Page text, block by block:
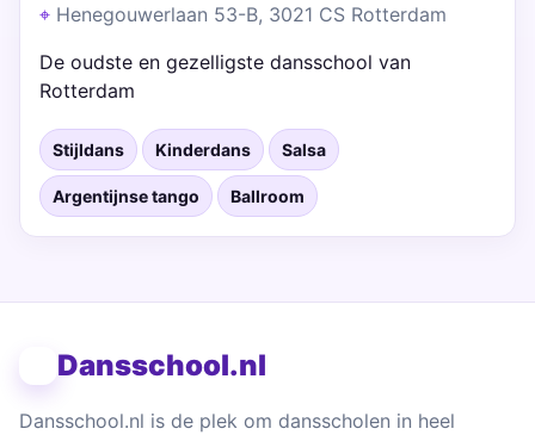
Henegouwerlaan 53-B, 3021 CS Rotterdam
De oudste en gezelligste dansschool van
Rotterdam
Stijldans Kinderdans Salsa
Argentijnse tango Ballroom
Dansschool.nl
Dansschool.nl is de plek om dansscholen in heel